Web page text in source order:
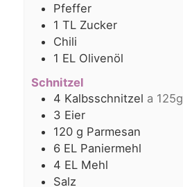
Pfeffer
1 TL Zucker
Chili
1 EL Olivenöl
Schnitzel
4 Kalbsschnitzel a 125g
3 Eier
120 g Parmesan
6 EL Paniermehl
4 EL Mehl
Salz